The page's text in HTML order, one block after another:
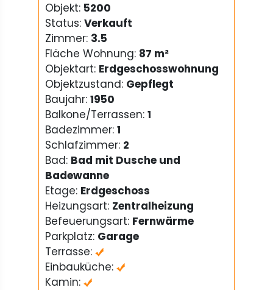
Objekt: 5200
Status: Verkauft
Zimmer: 3.5
Fläche Wohnung: 87 m²
Objektart: Erdgeschosswohnung
Objektzustand: Gepflegt
Baujahr: 1950
Balkone/Terrassen: 1
Badezimmer: 1
Schlafzimmer: 2
Bad: Bad mit Dusche und
Badewanne
Etage: Erdgeschoss
Heizungsart: Zentralheizung
Befeuerungsart: Fernwärme
Parkplatz: Garage
Terrasse:
Einbauküche:
Kamin: